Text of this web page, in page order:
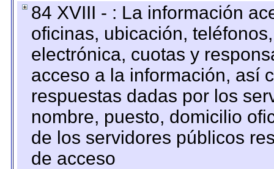
84 XVIII - : La información
oficinas, ubicación,
electrónica, cuotas y
acceso a la información, así
respuestas dadas por los
nombre, puesto, domicilio
de los servidores públicos
de acceso